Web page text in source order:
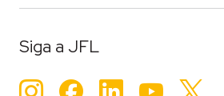
Siga a JFL
Instagram
Facebook
LinkedIn